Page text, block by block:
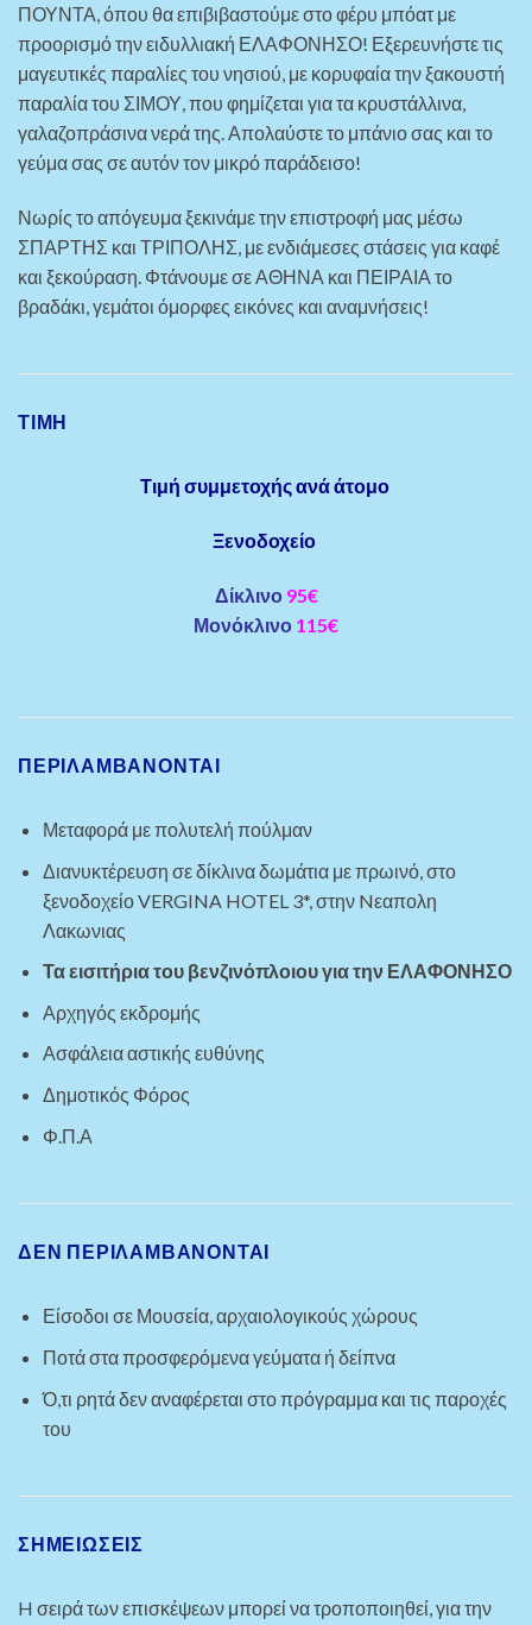
ΠΟΥΝΤΑ, όπου θα επιβιβαστούμε στο φέρυ μπόατ με
προορισμό την ειδυλλιακή ΕΛΑΦΟΝΗΣΟ! Εξερευνήστε τις
μαγευτικές παραλίες του νησιού, με κορυφαία την ξακουστή
παραλία του ΣΙΜΟΥ, που φημίζεται για τα κρυστάλλινα,
γαλαζοπράσινα νερά της. Απολαύστε το μπάνιο σας και το
γεύμα σας σε αυτόν τον μικρό παράδεισο!
Νωρίς το απόγευμα ξεκινάμε την επιστροφή μας μέσω
ΣΠΑΡΤΗΣ και ΤΡΙΠΟΛΗΣ, με ενδιάμεσες στάσεις για καφέ
και ξεκούραση. Φτάνουμε σε ΑΘΗΝΑ και ΠΕΙΡΑΙΑ το
βραδάκι, γεμάτοι όμορφες εικόνες και αναμνήσεις!
ΤΙΜΗ
Τιμή συμμετοχής ανά άτομο
Ξενοδοχείο
Δίκλινο 95€
Μονόκλινο 115€
ΠΕΡΙΛΑΜΒΆΝΟΝΤΑΙ
Μεταφορά με πολυτελή πούλμαν
Διανυκτέρευση σε δίκλινα δωμάτια με πρωινό, στο
ξενοδοχείο VERGINA HOTEL 3*, στην Nεαπολη
Λακωνιας
Τα εισιτήρια του βενζινόπλοιου για την ΕΛΑΦΟΝΗΣΟ
Αρχηγός εκδρομής
Ασφάλεια αστικής ευθύνης
Δημοτικός Φόρος
Φ.Π.Α
ΔΕΝ ΠΕΡΙΛΑΜΒΆΝΟΝΤΑΙ
Είσοδοι σε Μουσεία, αρχαιολογικούς χώρους
Ποτά στα προσφερόμενα γεύματα ή δείπνα
Ό,τι ρητά δεν αναφέρεται στο πρόγραμμα και τις παροχές
του
ΣΗΜΕΙΩΣΕΙΣ
H σειρά των επισκέψεων μπορεί να τροποποιηθεί, για την